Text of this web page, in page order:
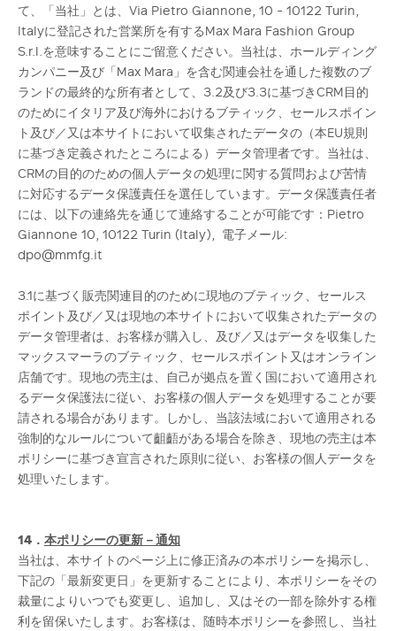
て、「当社」とは、Via Pietro Giannone, 10 - 10122 Turin,
Italyに登記された営業所を有するMax Mara Fashion Group
S.r.l.を意味することにご留意ください。当社は、ホールディング
カンパニー及び「Max Mara」を含む関連会社を通した複数のブ
ランドの最終的な所有者として、3.2及び3.3に基づきCRM目的
のためにイタリア及び海外におけるブティック、セールスポイン
ト及び／又は本サイトにおいて収集されたデータの（本EU規則
に基づき定義されたところによる）データ管理者です。当社は、
CRMの目的のための個人データの処理に関する質問および苦情
に対応するデータ保護責任を選任しています。データ保護責任者
には、以下の連絡先を通じて連絡することが可能です：Pietro
Giannone 10, 10122 Turin (Italy), 電子メール:
dpo@mmfg.it
3.1に基づく販売関連目的のために現地のブティック、セールス
ポイント及び／又は現地の本サイトにおいて収集されたデータの
データ管理者は、お客様が購入し、及び／又はデータを収集した
マックスマーラのブティック、セールスポイント又はオンライン
店舗です。現地の売主は、自己が拠点を置く国において適用され
るデータ保護法に従い、お客様の個人データを処理することが要
請される場合があります。しかし、当該法域において適用される
強制的なルールについて齟齬がある場合を除き、現地の売主は本
ポリシーに基づき宣言された原則に従い、お客様の個人データを
処理いたします。
14． 本ポリシーの更新－通知
当社は、本サイトのページ上に修正済みの本ポリシーを掲示し、
下記の「最新変更日」を更新することにより、本ポリシーをその
裁量によりいつでも変更し、追加し、又はその一部を除外する権
利を留保いたします。お客様は、随時本ポリシーを参照し、当社